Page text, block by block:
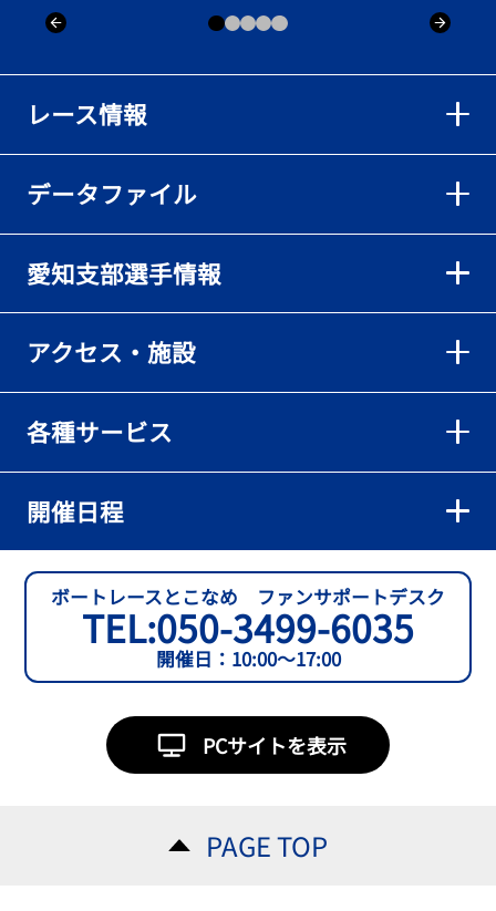
回りは良くなった」／常滑 - 日刊スポーツ
【ボートレース】島川海輝が逃げ切って準優勝負駆け成功、準優は
伸び意識の調整で／常滑 - 日刊スポーツ
【ボートレース】地元の荒木颯斗が有言実行の予選突破「そろそろ
2026年08月02日
【とこなめボート】出足抜群の篠原晟弥だが「叩き変える可能性も
ある」と思案顔
【とこなめボート】準優６枠の西川拓利は「チルトを跳ねる可能性
もあります」
2026年08月02日
レース情報
データファイル
愛知支部選手情報
アクセス・施設
各種サービス
開催日程
ボートレースとこなめ ファンサポートデスク
TEL:050-3499-6035
開催日：10:00～17:00
PCサイトを表示
PAGE TOP